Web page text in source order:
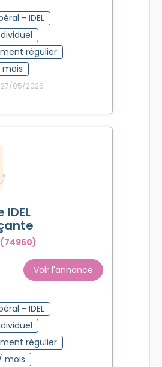
- IDEL
régulier
27/05/2026
Voir l'annonce
- IDEL
régulier
mois